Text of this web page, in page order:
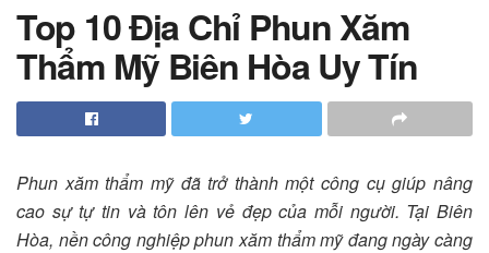
Top 10 Địa Chỉ Phun Xăm
Thẩm Mỹ Biên Hòa Uy Tín
Phun xăm thẩm mỹ đã trở thành một công cụ giúp nâng
cao sự tự tin và tôn lên vẻ đẹp của mỗi người. Tại Biên
Hòa, nền công nghiệp phun xăm thẩm mỹ đang ngày càng